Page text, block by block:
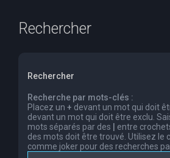
Rechercher
Rechercher
Recherche par mots-clés :
Placez un + devant un mot qui doit
devant un mot qui doit être exclu.
mots séparés par des
entre
des mots doit être trouvé. Utilisez le
comme joker pour des recherches